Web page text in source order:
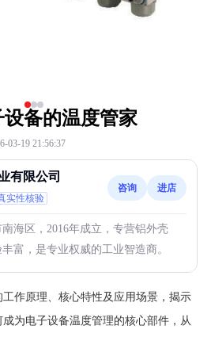
备的温度管家
03-19 21:56:37
有限公司
实性核验
咨询 进店
海区，2016年成立，专营铝外壳
富，是专业权威的工业智造商。
作原理、核心特性及应用场景，揭示
为电子设备温度管理的核心部件，从